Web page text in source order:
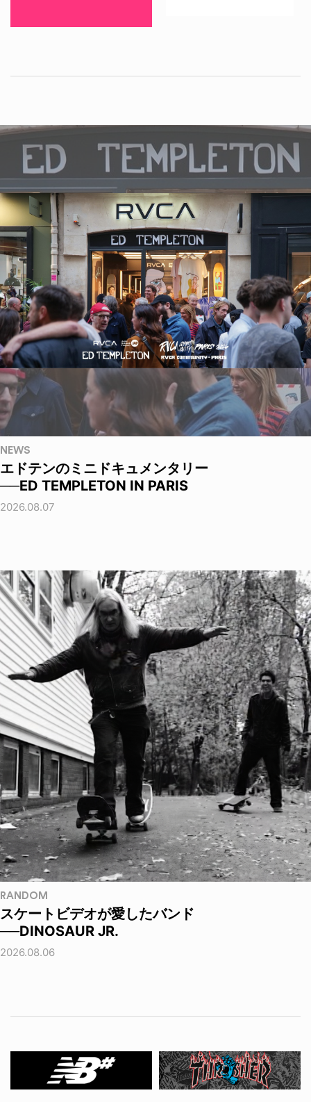
NEWS
エドテンのミニドキュメンタリー
──ED TEMPLETON IN PARIS
2026.08.07
RANDOM
スケートビデオが愛したバンド
──DINOSAUR JR.
2026.08.06